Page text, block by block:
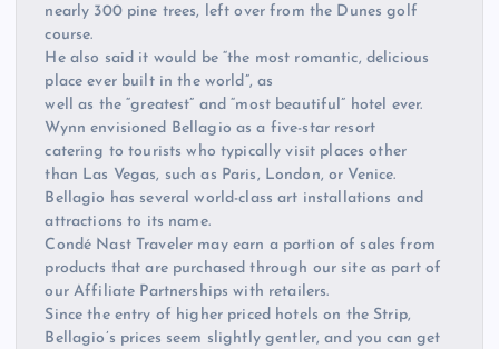
nearly 300 pine trees, left over from the Dunes golf
course.
He also said it would be “the most romantic, delicious
place ever built in the world”, as
well as the “greatest” and “most beautiful” hotel ever.
Wynn envisioned Bellagio as a five-star resort
catering to tourists who typically visit places other
than Las Vegas, such as Paris, London, or Venice.
Bellagio has several world-class art installations and
attractions to its name.
Condé Nast Traveler may earn a portion of sales from
products that are purchased through our site as part of
our Affiliate Partnerships with retailers.
Since the entry of higher priced hotels on the Strip,
Bellagio’s prices seem slightly gentler, and you can get